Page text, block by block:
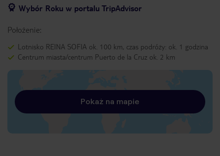
Wybór Roku w portalu TripAdvisor
Położenie:
Lotnisko REINA SOFIA ok. 100 km, czas podróży: ok. 1 godzina
Centrum miasta/centrum Puerto de la Cruz ok. 2 km
Pokaż na mapie